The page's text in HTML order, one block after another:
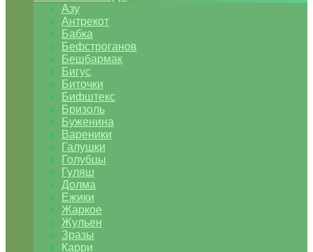
Азу
Антрекот
Бабка
Бефстроганов
Бешбармак
Бигус
Биточки
Бифштекс
Бризоль
Буженина
Вареники
Галушки
Голубцы
Гуляш
Долма
Ежики
Жаркое
Жульен
Зразы
Карри